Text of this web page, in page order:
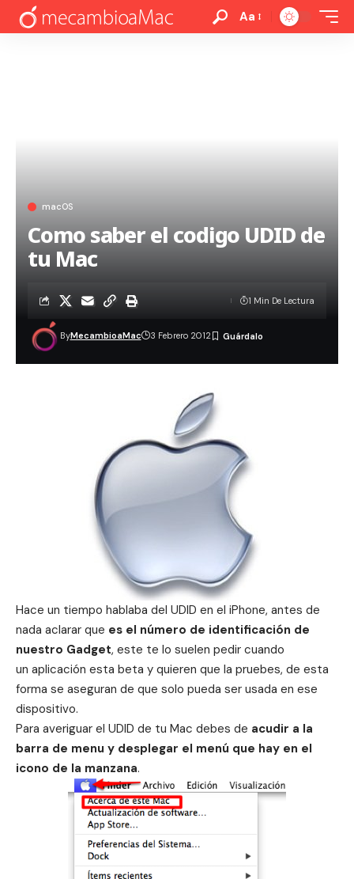
Aa
macOS
Como saber el codigo UDID de
tu Mac
ByMecambioaMac 3 Febrero 2012
1 Min De Lectura
Hace un tiempo hablaba del UDID en el iPhone, antes de
nada aclarar que es el número de identificación de
nuestro Gadget, este te lo suelen pedir cuando
un aplicación esta beta y quieren que la pruebes, de esta
forma se aseguran de que solo pueda ser usada en ese
dispositivo.
Para averiguar el UDID de tu Mac debes de acudir a la
barra de menu y desplegar el menú que hay en el
icono de la manzana.